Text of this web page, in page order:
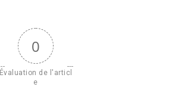
0
Évaluation de l'articl
e